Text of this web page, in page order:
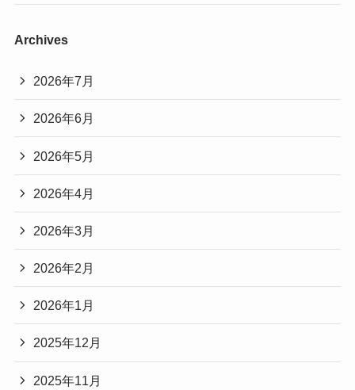
Archives
2026年7月
2026年6月
2026年5月
2026年4月
2026年3月
2026年2月
2026年1月
2025年12月
2025年11月